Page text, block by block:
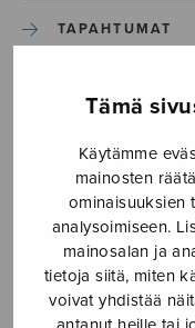
Tämä
Käytämme
mainosten
ominaisuuksien
analysoimiseen.
mainosalan ja
tietoja siitä, miten
voivat yhdistää
TAPAHTUMAT
›
Maa ja Kokija –
Maa ja